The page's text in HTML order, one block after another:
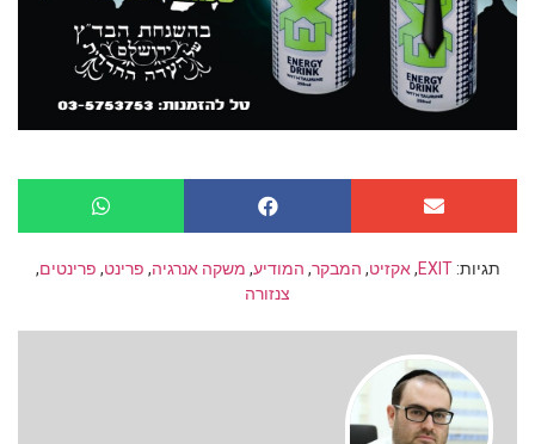
תגיות: EXIT
,אקזיט, המבקר, המודיע, משקה אנרגיה, פרינט, פרינטים,
צנזורה